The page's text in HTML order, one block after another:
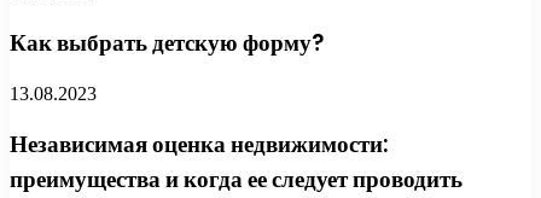
Как выбрать детскую форму?
13.08.2023
Независимая оценка недвижимости:
преимущества и когда ее следует проводить